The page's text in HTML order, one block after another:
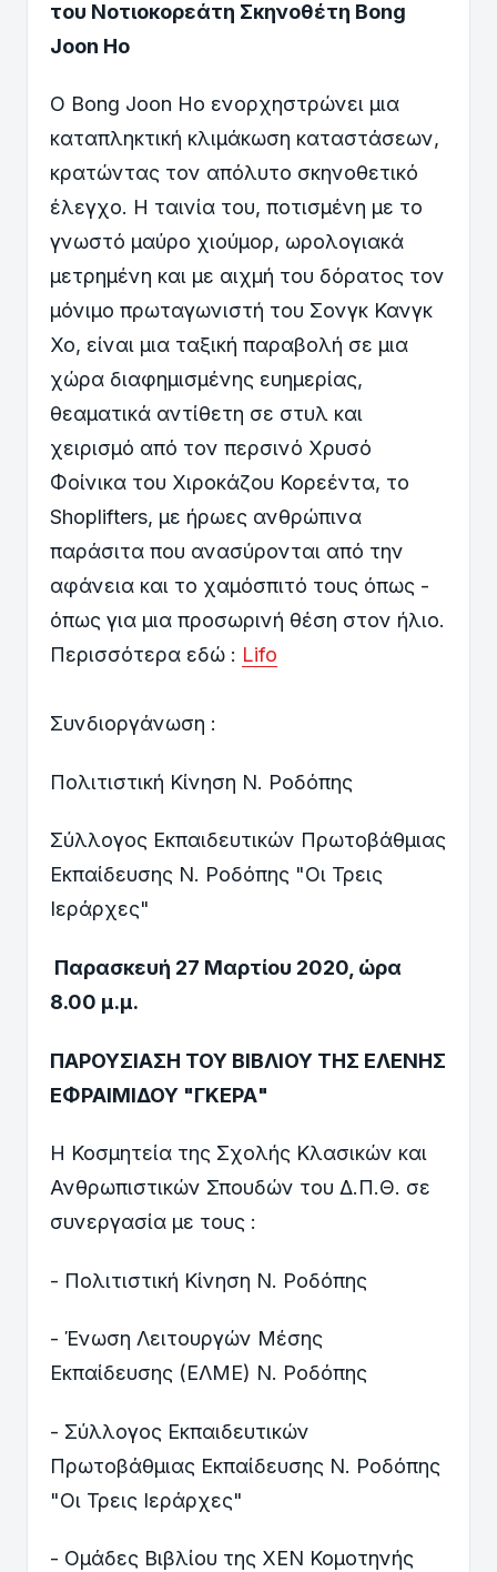
του Νοτιοκορεάτη Σκηνοθέτη Bong
Joon Ho
Ο Bong Joon Ho ενορχηστρώνει μια
καταπληκτική κλιμάκωση καταστάσεων,
κρατώντας τον απόλυτο σκηνοθετικό
έλεγχο. Η ταινία του, ποτισμένη με το
γνωστό μαύρο χιούμορ, ωρολογιακά
μετρημένη και με αιχμή του δόρατος τον
μόνιμο πρωταγωνιστή του Σονγκ Κανγκ
Χο, είναι μια ταξική παραβολή σε μια
χώρα διαφημισμένης ευημερίας,
θεαματικά αντίθετη σε στυλ και
χειρισμό από τον περσινό Χρυσό
Φοίνικα του Χιροκάζου Κορεέντα, το
Shoplifters, με ήρωες ανθρώπινα
παράσιτα που ανασύρονται από την
αφάνεια και το χαμόσπιτό τους όπως -
όπως για μια προσωρινή θέση στον ήλιο.
Περισσότερα εδώ : Lifo
Συνδιοργάνωση :
Πολιτιστική Κίνηση Ν. Ροδόπης
Σύλλογος Εκπαιδευτικών Πρωτοβάθμιας
Εκπαίδευσης Ν. Ροδόπης "Οι Τρεις
Ιεράρχες"
Παρασκευή 27 Μαρτίου 2020, ώρα
8.00 μ.μ.
ΠΑΡΟΥΣΙΑΣΗ ΤΟΥ ΒΙΒΛΙΟΥ ΤΗΣ ΕΛΕΝΗΣ
ΕΦΡΑΙΜΙΔΟΥ "ΓΚΕΡΑ"
Η Κοσμητεία της Σχολής Κλασικών και
Ανθρωπιστικών Σπουδών του Δ.Π.Θ. σε
συνεργασία με τους :
- Πολιτιστική Κίνηση Ν. Ροδόπης
- Ένωση Λειτουργών Μέσης
Εκπαίδευσης (ΕΛΜΕ) Ν. Ροδόπης
- Σύλλογος Εκπαιδευτικών
Πρωτοβάθμιας Εκπαίδευσης Ν. Ροδόπης
"Οι Τρεις Ιεράρχες"
- Ομάδες Βιβλίου της ΧΕΝ Κομοτηνής